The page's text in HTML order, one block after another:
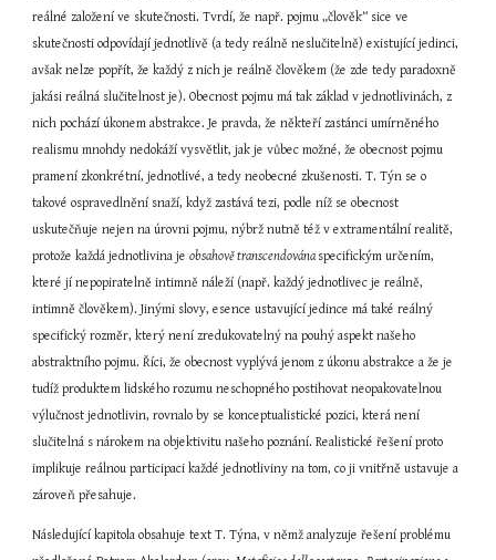
reálné založení ve skutečnosti. Tvrdí, že např. pojmu „člověk“ sice ve
skutečnosti odpovídají jednotlivě (a tedy reálně neslučitelně) existující jedinci,
avšak nelze popřít, že každý z nich je reálně člověkem (že zde tedy paradoxně
jakási reálná slučitelnost je). Obecnost pojmu má tak základ v jednotlivinách, z
nich pochází úkonem abstrakce. Je pravda, že někteří zastánci umírněného
realismu mnohdy nedokáží vysvětlit, jak je vůbec možné, že obecnost pojmu
pramení zkonkrétní, jednotlivé, a tedy neobecné zkušenosti. T. Týn se o
takové ospravedlnění snaží, když zastává tezi, podle níž se obecnost
uskutečňuje nejen na úrovni pojmu, nýbrž nutně též v extramentální realitě,
protože každá jednotlivina je obsahově transcendována specifickým určením,
které jí nepopiratelně intimně náleží (např. každý jednotlivec je reálně,
intimně člověkem). Jinými slovy, esence ustavující jedince má také reálný
specifický rozměr, který není zredukovatelný na pouhý aspekt našeho
abstraktního pojmu. Říci, že obecnost vyplývá jenom z úkonu abstrakce a že je
tudíž produktem lidského rozumu neschopného postihovat neopakovatelnou
výlučnost jednotlivin, rovnalo by se konceptualistické pozici, která není
slučitelná s nárokem na objektivitu našeho poznání. Realistické řešení proto
implikuje reálnou participaci každé jednotliviny na tom, co ji vnitřně ustavuje a
zároveň přesahuje.
Následující kapitola obsahuje text T. Týna, v němž analyzuje řešení problému